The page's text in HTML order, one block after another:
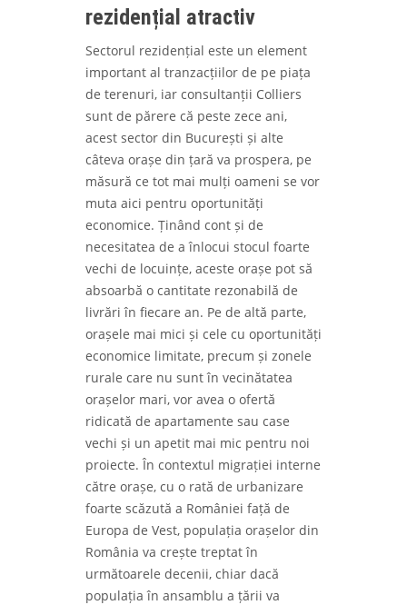
rezidențial atractiv
Sectorul rezidențial este un element
important al tranzacțiilor de pe piața
de terenuri, iar consultanții Colliers
sunt de părere că peste zece ani,
acest sector din București și alte
câteva orașe din țară va prospera, pe
măsură ce tot mai mulți oameni se vor
muta aici pentru oportunități
economice. Ținând cont și de
necesitatea de a înlocui stocul foarte
vechi de locuințe, aceste orașe pot să
absoarbă o cantitate rezonabilă de
livrări în fiecare an. Pe de altă parte,
orașele mai mici și cele cu oportunități
economice limitate, precum și zonele
rurale care nu sunt în vecinătatea
orașelor mari, vor avea o ofertă
ridicată de apartamente sau case
vechi și un apetit mai mic pentru noi
proiecte. În contextul migrației interne
către orașe, cu o rată de urbanizare
foarte scăzută a României față de
Europa de Vest, populația orașelor din
România va crește treptat în
următoarele decenii, chiar dacă
populația în ansamblu a țării va